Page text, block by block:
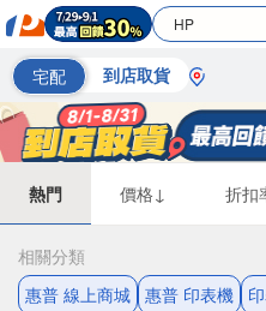
宅配 到店取貨
熱門 價格↓ 折扣
相關分類
惠普 線上商城 惠普 印表機